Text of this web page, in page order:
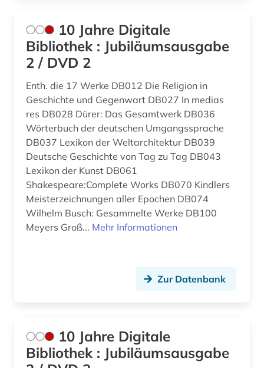
analysen (1)
anarchie (1)
anarchismus (2)
anarchist (1)
anarchosyndikalismus (1)
anden (1)
andreas (1)
anfänge - 1965 (1)
anglo-amerikanische beziehungen (1)
anne frank (1)
Thueringen (14)
Tuerkei (12)
USA (139)
Ukraine (26)
Ungarn (25)
Vatikanstadt (3)
Zypern (2)
10 Jahre Digitale
Bibliothek : Jubiläumsausgabe
2 / DVD 2
Enth. die 17 Werke DB012 Die Religion in
Geschichte und Gegenwart DB027 In medias
res DB028 Dürer: Das Gesamtwerk DB036
Wörterbuch der deutschen Umgangssprache
DB037 Lexikon der Weltarchitektur DB039
Deutsche Geschichte von Tag zu Tag DB043
Lexikon der Kunst DB061
Shakespeare:Complete Works DB070 Kindlers
Meisterzeichnungen aller Epochen DB074
Wilhelm Busch: Gesammelte Werke DB100
Meyers Groß... Mehr Informationen
Zur Datenbank
10 Jahre Digitale
Bibliothek : Jubiläumsausgabe